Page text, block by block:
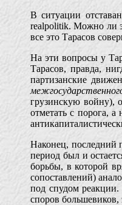
В ситуации
realpolitik. Можно ли
все это Тарасов
На эти вопросы у
Тарасов, правда,
партизанские
грузинскую войну),
отметать с порога,
Наконец, последний
период был и
борьбы, в которой
сопоставлений)
под спудом реакции.
споров большевиков,